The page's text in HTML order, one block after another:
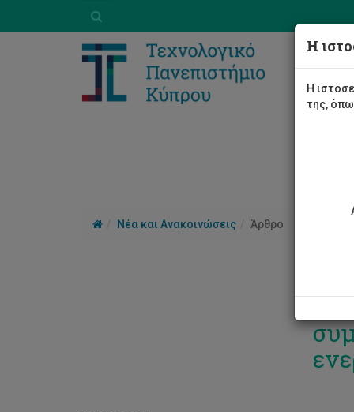
Νέα και Ανακοινώσεις Άρθρο
Η
Η
της,